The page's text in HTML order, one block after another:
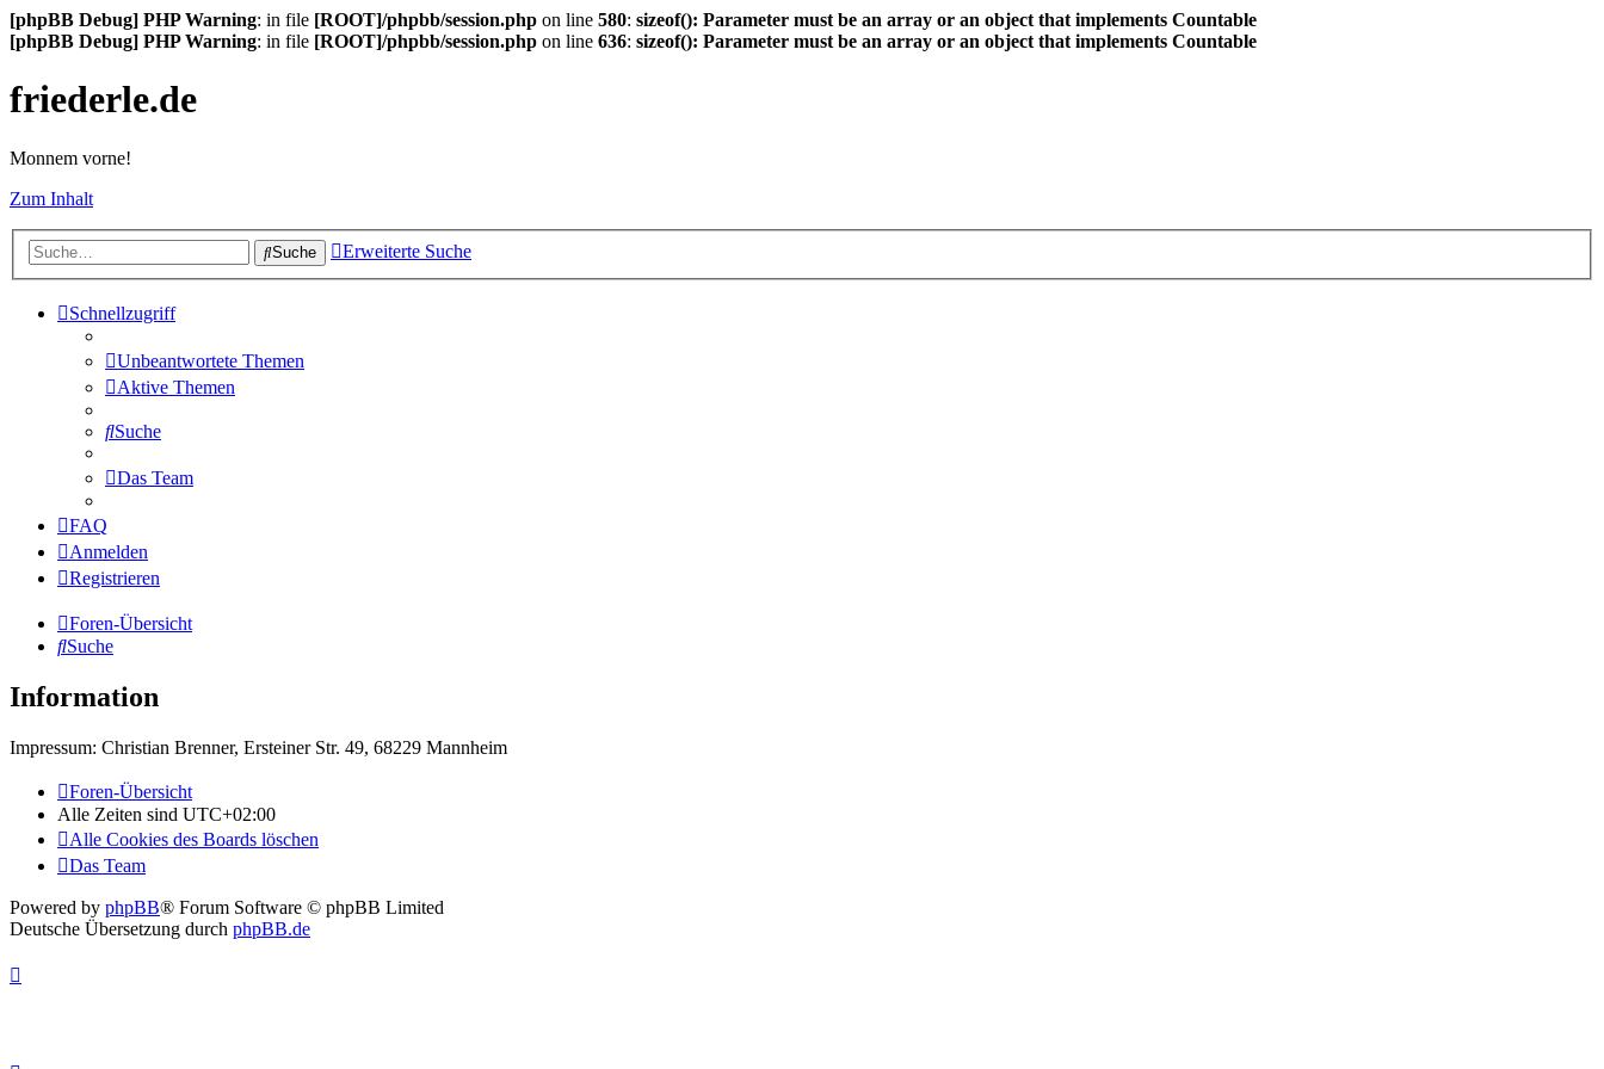
[phpBB Debug] PHP Warning: in file [ROOT]/phpbb/session.php on line 580: sizeof(): Parameter must be an array or an object that implements Countable
[phpBB Debug] PHP Warning: in file [ROOT]/phpbb/session.php on line 636: sizeof(): Parameter must be an array or an object that implements Countable
friederle.de
Monnem vorne!
Zum Inhalt
Suche Erweiterte Suche
Schnellzugriff
Unbeantwortete Themen
Aktive Themen
Suche
Das Team
FAQ
Anmelden
Registrieren
Foren-Übersicht
Suche
Information
Impressum: Christian Brenner, Ersteiner Str. 49, 68229 Mannheim
Foren-Übersicht
Alle Zeiten sind UTC+02:00
Alle Cookies des Boards löschen
Das Team
Powered by phpBB® Forum Software © phpBB Limited
Deutsche Übersetzung durch phpBB.de